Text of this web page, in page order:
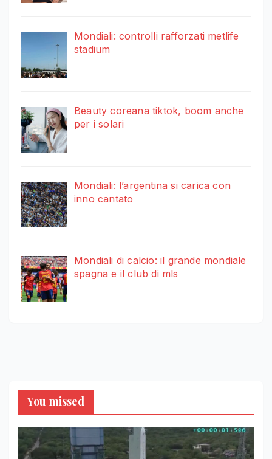
Mondiali: controlli rafforzati metlife
stadium
Beauty coreana tiktok, boom anche
per i solari
Mondiali: l’argentina si carica con
inno cantato
Mondiali di calcio: il grande mondiale
spagna e il club di mls
You missed